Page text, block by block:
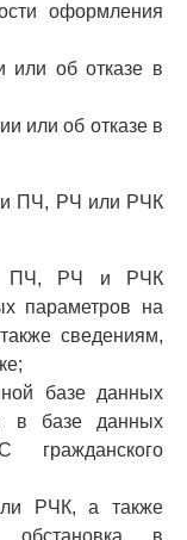
оформления
об отказе в
или об отказе в
ПЧ, РЧ или РЧК
ПЧ, РЧ и РЧК
параметров на
сведениям,
базе данных
и в базе данных
гражданского
РЧК, а также